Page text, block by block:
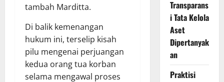
tambah Marditta.
Di balik kemenangan
hukum ini, terselip kisah
pilu mengenai perjuangan
kedua orang tua korban
selama mengawal proses
Transparans
i Tata Kelola
Aset
Dipertanyak
an
Praktisi